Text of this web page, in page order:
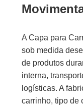
A Capa para
sob medida
de produtos
interna,
logísticas. A
carrinho, tipo de